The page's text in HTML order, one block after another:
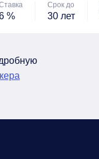
%
Срок до
30 лет